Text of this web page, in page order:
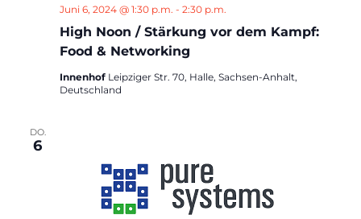
High Noon / Stärkung vor dem Kampf:
Food & Networking
Juni 6, 2024 @ 1:30 p.m. - 2:30 p.m.
Innenhof Leipziger Str. 70, Halle, Sachsen-Anhalt,
Deutschland
DO.
6